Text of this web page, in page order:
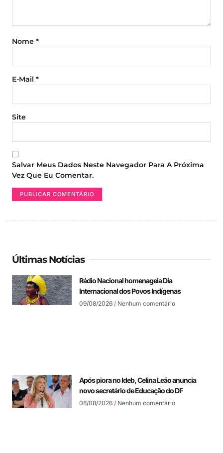
Nome *
E-Mail *
Site
Salvar Meus Dados Neste Navegador Para A Próxima
Vez Que Eu Comentar.
Últimas Notícias
Rádio Nacional homenageia Dia
Internacional dos Povos Indígenas
09/08/2026 Nenhum comentário
Após piora no Ideb, Celina Leão anuncia
novo secretário de Educação do DF
08/08/2026 Nenhum comentário